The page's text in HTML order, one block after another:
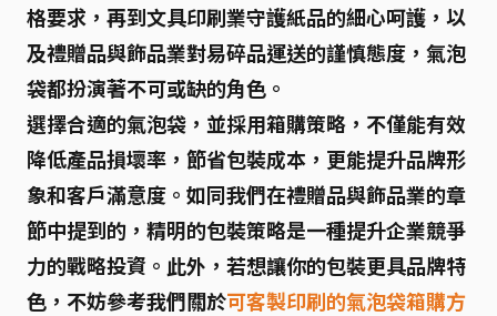
格要求，再到文具印刷業守護紙品的細心呵護，以
及禮贈品與飾品業對易碎品運送的謹慎態度，氣泡
袋都扮演著不可或缺的角色。
選擇合適的氣泡袋，並採用箱購策略，不僅能有效
降低產品損壞率，節省包裝成本，更能提升品牌形
象和客戶滿意度。如同我們在禮贈品與飾品業的章
節中提到的，精明的包裝策略是一種提升企業競爭
力的戰略投資。此外，若想讓你的包裝更具品牌特
色，不妨參考我們關於可客製印刷的氣泡袋箱購方